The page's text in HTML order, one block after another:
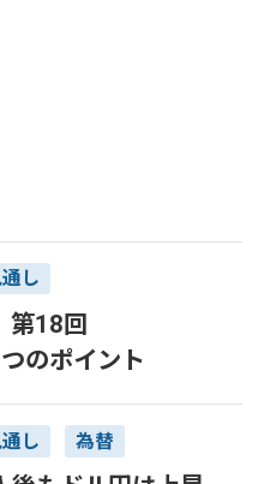
し
第18回
のポイント
し 為替